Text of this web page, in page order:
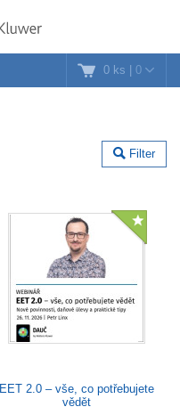
0 ks | 0
Filter
EET 2.0 – vše, co potřebujete
vědět